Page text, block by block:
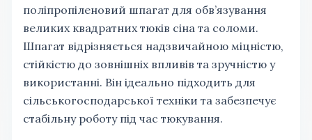
поліпропіленовий шпагат для обв’язування
великих квадратних тюків сіна та соломи.
Шпагат відрізняється надзвичайною міцністю,
стійкістю до зовнішніх впливів та зручністю у
використанні. Він ідеально підходить для
сільськогосподарської техніки та забезпечує
стабільну роботу під час тюкування.